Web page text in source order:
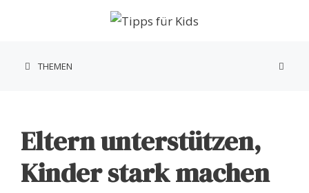
THEMEN
Eltern unterstützen,
Kinder stark machen